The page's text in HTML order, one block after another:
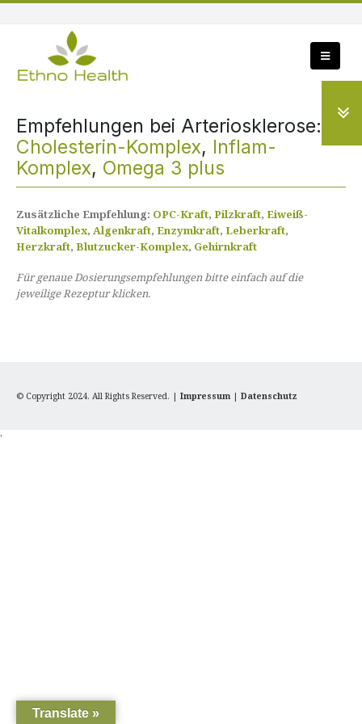
Empfehlungen bei Arteriosklerose:
Cholesterin-Komplex, Inflam-
Komplex, Omega 3 plus
Zusätzliche Empfehlung: OPC-Kraft, Pilzkraft, Eiweiß-
Vitalkomplex, Algenkraft, Enzymkraft, Leberkraft,
Herzkraft, Blutzucker-Komplex, Gehirnkraft
Für genaue Dosierungsempfehlungen bitte einfach auf die
jeweilige Rezeptur klicken.
© Copyright 2024. All Rights Reserved. | Impressum | Datenschutz
'
Translate »